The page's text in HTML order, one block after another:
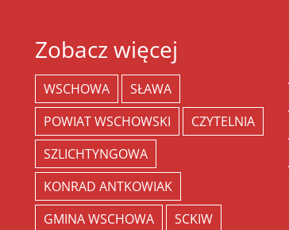
Zobacz więcej
WSCHOWA
SŁAWA
POWIAT WSCHOWSKI
CZYTELNIA
SZLICHTYNGOWA
KONRAD ANTKOWIAK
GMINA WSCHOWA
SCKIW